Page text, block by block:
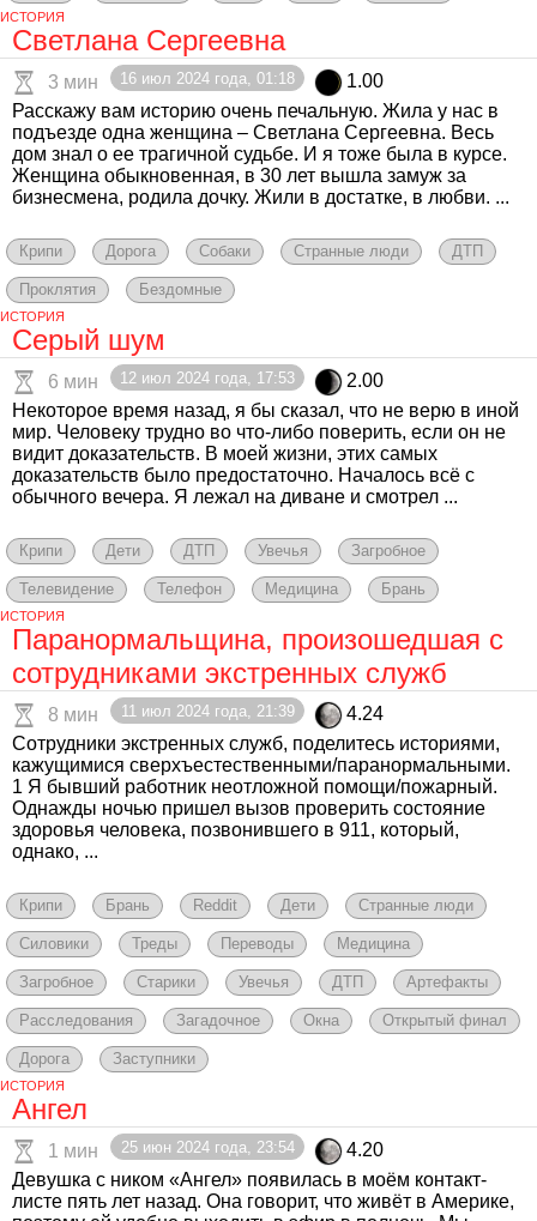
ИСТОРИЯ
Светлана Сергеевна
3 мин 16 июл 2024 года, 01:18
1.00
Расскажу вам историю очень печальную. Жила у нас в
подъезде одна женщина – Светлана Сергеевна. Весь
дом знал о ее трагичной судьбе. И я тоже была в курсе.
Женщина обыкновенная, в 30 лет вышла замуж за
бизнесмена, родила дочку. Жили в достатке, в любви. ...
Крипи Дорога Собаки Странные люди ДТП
Проклятия Бездомные
ИСТОРИЯ
Серый шум
6 мин 12 июл 2024 года, 17:53
2.00
Некоторое время назад, я бы сказал, что не верю в иной
мир. Человеку трудно во что-либо поверить, если он не
видит доказательств. В моей жизни, этих самых
доказательств было предостаточно. Началось всё с
обычного вечера. Я лежал на диване и смотрел ...
Крипи Дети ДТП Увечья Загробное
Телевидение Телефон Медицина Брань
ИСТОРИЯ
Паранормальщина, произошедшая с
сотрудниками экстренных служб
8 мин 11 июл 2024 года, 21:39
4.24
Сотрудники экстренных служб, поделитесь историями,
кажущимися сверхъестественными/паранормальными.
1 Я бывший работник неотложной помощи/пожарный.
Однажды ночью пришел вызов проверить состояние
здоровья человека, позвонившего в 911, который,
однако, ...
Крипи Брань Reddit Дети Странные люди
Силовики Треды Переводы Медицина
Загробное Старики Увечья ДТП Артефакты
Расследования Загадочное Окна Открытый финал
Дорога Заступники
ИСТОРИЯ
Ангел
1 мин 25 июн 2024 года, 23:54
4.20
Девушка с ником «Ангел» появилась в моём контакт-
листе пять лет назад. Она говорит, что живёт в Америке,